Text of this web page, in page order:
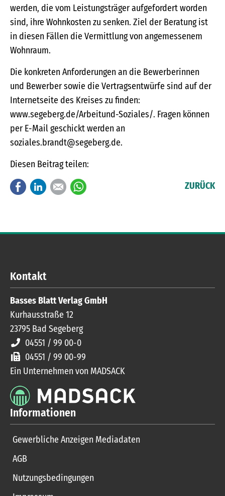
werden, die vom Leistungsträger aufgefordert worden
sind, ihre Wohnkosten zu senken. Ziel der Beratung ist
in diesen Fällen die Vermittlung von angemessenem
Wohnraum.
Die konkreten Anforderungen an die Bewerberinnen
und Bewerber sowie die Vertragsentwürfe sind auf der
Internetseite des Kreises zu finden:
www.segeberg.de/Arbeitund-Soziales/. Fragen können
per E-Mail geschickt werden an
soziales.brandt@segeberg.de.
Diesen Beitrag teilen:
FacebookLinkedInE-mail ZURÜCK
Kontakt
Basses Blatt Verlag GmbH
Kurhausstraße 12
23795 Bad Segeberg
04551 / 99 00-0
04551 / 99 00-99
Ein Unternehmen von MADSACK
Informationen
Gewerbliche Anzeigen Mediadaten
AGB
Nutzungsbedingungen